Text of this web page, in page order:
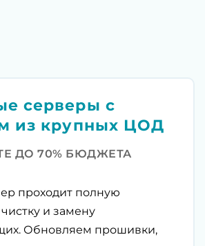
серверы с
из крупных ЦОД
ДО 70% БЮДЖЕТА
проходит полную
и замену
Обновляем прошивки,